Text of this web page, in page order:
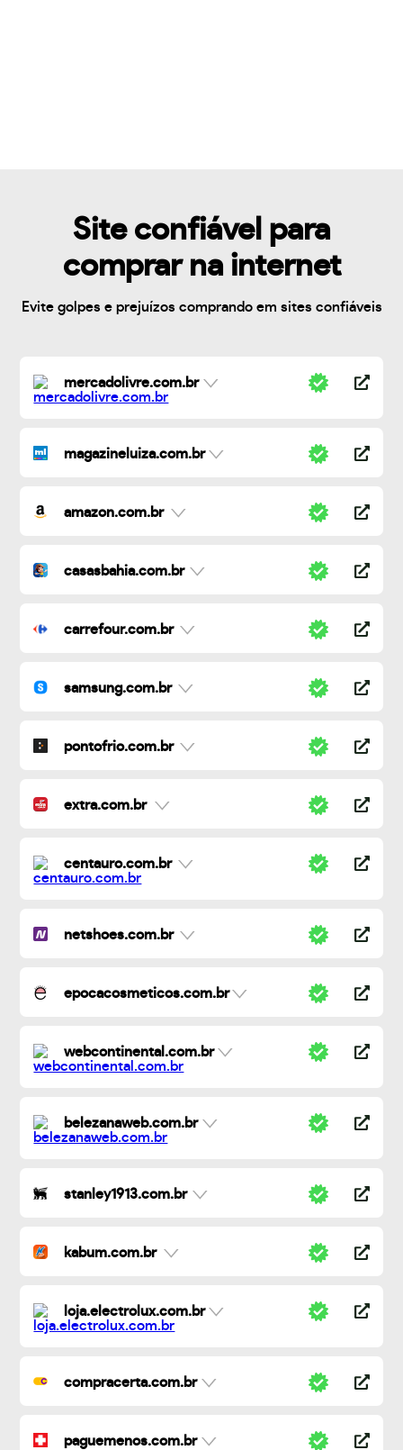
Site confiável para
comprar na internet
Evite golpes e prejuízos comprando em sites confiáveis
mercadolivre.com.br
magazineluiza.com.br
amazon.com.br
casasbahia.com.br
carrefour.com.br
samsung.com.br
pontofrio.com.br
extra.com.br
centauro.com.br
netshoes.com.br
epocacosmeticos.com.br
webcontinental.com.br
belezanaweb.com.br
stanley1913.com.br
kabum.com.br
loja.electrolux.com.br
compracerta.com.br
paguemenos.com.br